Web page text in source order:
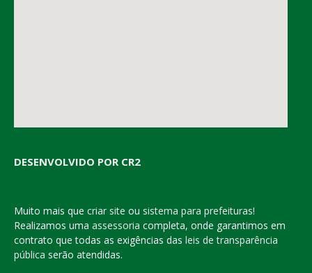
DESENVOLVIDO POR CR2
Muito mais que criar site ou sistema para prefeituras!
Realizamos uma assessoria completa, onde garantimos em
contrato que todas as exigências das leis de transparência
pública serão atendidas.